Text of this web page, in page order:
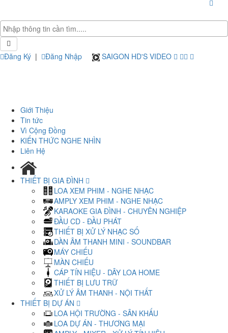
Đăng Ký | Đăng Nhập SAIGON HD'S VIDEO
Giới Thiệu
Tin tức
Vì Cộng Đồng
KIẾN THỨC NGHE NHÌN
Liên Hệ
THIẾT BỊ GIA ĐÌNH
LOA XEM PHIM - NGHE NHẠC
AMPLY XEM PHIM - NGHE NHẠC
KARAOKE GIA ĐÌNH - CHUYÊN NGHIỆP
ĐẦU CD - ĐẦU PHÁT
THIẾT BỊ XỬ LÝ NHẠC SỐ
DÀN ÂM THANH MINI - SOUNDBAR
MÁY CHIẾU
MÀN CHIẾU
CÁP TÍN HIỆU - DÂY LOA HOME
THIẾT BỊ LƯU TRỮ
XỬ LÝ ÂM THANH - NỘI THẤT
THIẾT BỊ DỰ ÁN
LOA HỘI TRƯỜNG - SÂN KHẤU
LOA DỰ ÁN - THƯƠNG MẠI